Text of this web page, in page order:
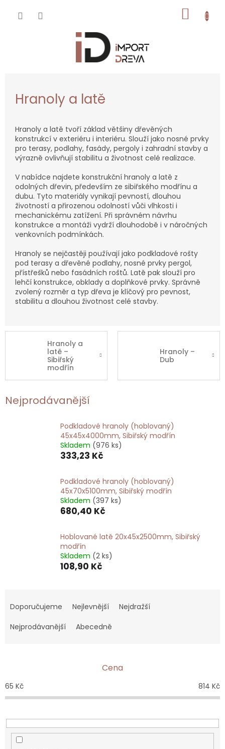
KOŠÍK
Hranoly a latě
Hranoly a latě tvoří základ většiny dřevěných
konstrukcí v exteriéru i interiéru. Slouží jako nosné prvky
pro terasy, podlahy, fasády, pergoly i zahradní stavby a
výrazně ovlivňují stabilitu a životnost celé realizace.
V nabídce najdete konstrukční hranoly a latě z
odolných dřevin, především ze sibiřského modřínu a
dubu. Tyto materiály vynikají pevností, dlouhou
životností a přirozenou odolností vůči vlhkosti i
mechanickému zatížení. Při správném návrhu
konstrukce a montáži vydrží dlouhodobě i v náročných
venkovních podmínkách.
Hranoly se nejčastěji používají jako podkladové rošty
pod terasy a dřevěné podlahy, nosné prvky pergol,
přístřešků nebo fasádních roštů. Latě pak slouží pro
lehčí konstrukce, obklady a doplňkové prvky. Správně
zvolený rozměr a typ dřeva je klíčový pro pevnost,
stabilitu a dlouhou životnost celé stavby.
Hranoly a
latě –
Sibiřský
modřín
Hranoly –
Dub
Nejprodávanější
Podkladové hranoly (hoblovaný)
45x45x4000mm, Sibiřský modřín
Skladem (976 ks)
333,23 Kč
Podkladové hranoly (hoblovaný)
45x70x5100mm, Sibiřský modřín
Skladem (397 ks)
680,40 Kč
Hoblované latě 20x45x2500mm, Sibiřský
modřín
Skladem (2 ks)
108,90 Kč
a
e
o
d
k
t
Doporučujeme Nejlevnější
Nejdražší
Nejprodávanější
Abecedně
Cena
65 Kč 814 Kč